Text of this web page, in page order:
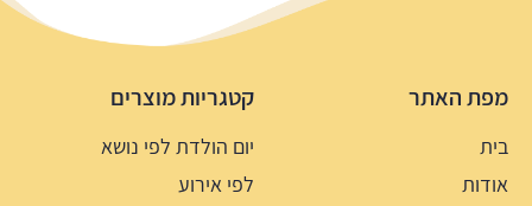
מפת האתר
בית
אודות
קטגריות מוצרים
יום הולדת לפי נושא
לפי אירוע